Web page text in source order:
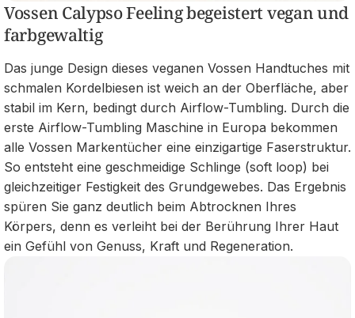
Vossen Calypso Feeling begeistert vegan und
farbgewaltig
Das junge Design dieses veganen Vossen Handtuches mit
schmalen Kordelbiesen ist weich an der Oberfläche, aber
stabil im Kern, bedingt durch Airflow-Tumbling. Durch die
erste Airflow-Tumbling Maschine in Europa bekommen
alle Vossen Markentücher eine einzigartige Faserstruktur.
So entsteht eine geschmeidige Schlinge (soft loop) bei
gleichzeitiger Festigkeit des Grundgewebes. Das Ergebnis
spüren Sie ganz deutlich beim Abtrocknen Ihres
Körpers, denn es verleiht bei der Berührung Ihrer Haut
ein Gefühl von Genuss, Kraft und Regeneration.